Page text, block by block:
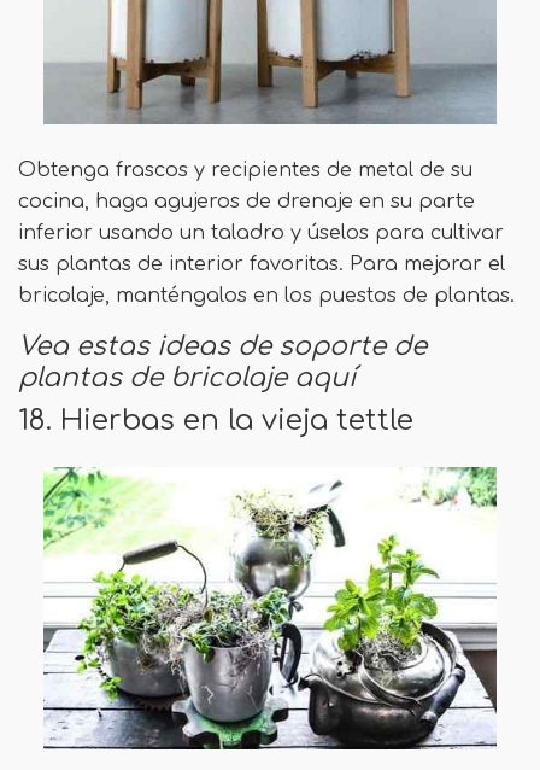
Obtenga frascos y recipientes de metal de su
cocina, haga agujeros de drenaje en su parte
inferior usando un taladro y úselos para cultivar
sus plantas de interior favoritas. Para mejorar el
bricolaje, manténgalos en los puestos de plantas.
Vea estas ideas de soporte de
plantas de bricolaje aquí
18. Hierbas en la vieja tettle